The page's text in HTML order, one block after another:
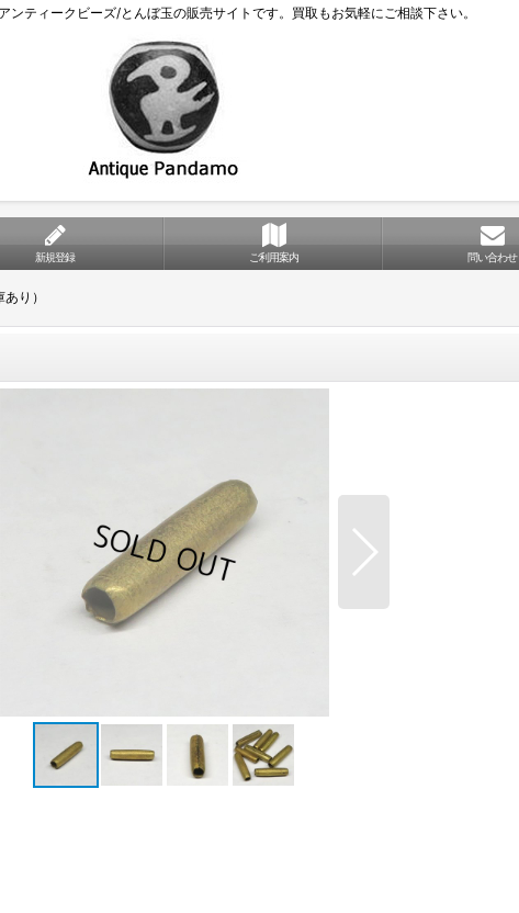
ンティークビーズ/とんぼ玉の販売サイトです。買取もお気軽にご相談下さい。
新規登録 ご利用案内 問い合わせ
り）